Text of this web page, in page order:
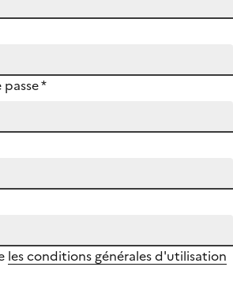
*
les conditions générales d'utilisation